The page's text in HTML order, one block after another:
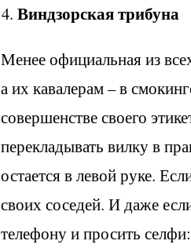
Виндзорская трибуна
Менее официальная из
а их кавалерам – в
совершенстве своего
перекладывать вилку в
остается в левой руке.
своих соседей. И даже
телефону и просить